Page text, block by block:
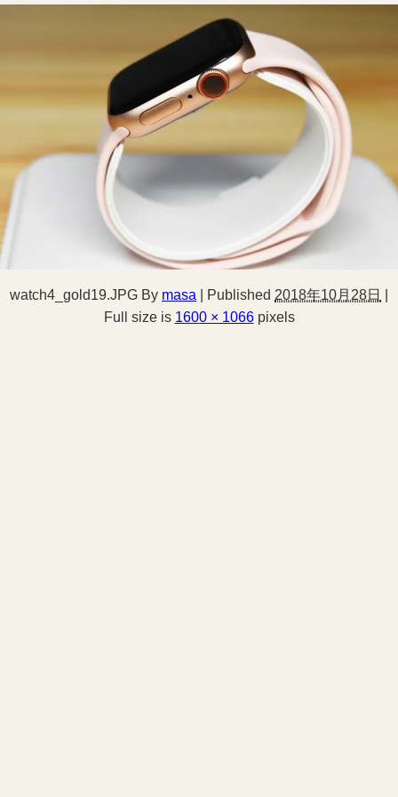
watch4_gold19.JPG By masa Published 2018年10月28日
Full size is 1600 × 1066pixels